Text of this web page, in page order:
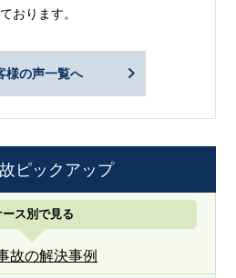
おります。
様の声一覧へ
ピックアップ
ース別で見る
故の解決事例